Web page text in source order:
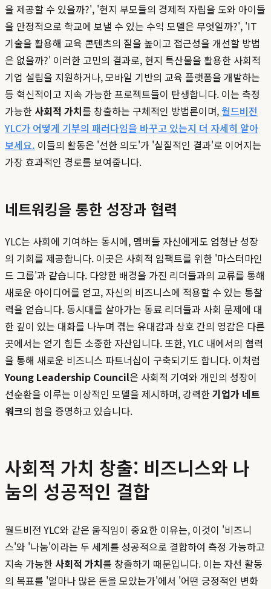
을 제공할 수 있을까?', '현지 부모들의 경제적 자립을 도와 아이들
을 안정적으로 학교에 보낼 수 있는 수익 모델은 무엇일까?', 'IT
기술을 활용해 교육 콘텐츠의 질을 높이고 접근성을 개선할 방법
은 없을까?' 이러한 고민의 결과로, 현지 특산물을 활용한 사회적
기업 설립을 지원하거나, 모바일 기반의 교육 플랫폼을 개발하는
등 혁신적이고 지속 가능한 프로젝트들이 탄생합니다. 이는 측정
가능한 사회적 가치를 창출하는 구체적인 방법론이며, 월드비전
YLC가 어떻게 기부의 패러다임을 바꾸고 있는지 더 자세히 알아
보세요. 이들의 활동은 '선한 의도'가 '실질적인 결과'로 이어지는
가장 효과적인 경로를 보여줍니다.
네트워킹을 통한 성장과 협력
YLC는 사회에 기여하는 동시에, 멤버들 자신에게도 엄청난 성장
의 기회를 제공합니다. 이곳은 사회적 임팩트를 위한 '마스터마인
드 그룹'과 같습니다. 다양한 배경을 가진 리더들과의 교류를 통해
새로운 아이디어를 얻고, 자신의 비즈니스에 적용할 수 있는 통찰
력을 얻습니다. 동시대를 살아가는 동료 리더들과 사회 문제에 대
한 깊이 있는 대화를 나누며 겪는 유대감과 상호 간의 영감은 다른
곳에서는 얻기 힘든 소중한 자산입니다. 또한, YLC 내에서의 협력
을 통해 새로운 비즈니스 파트너십이 구축되기도 합니다. 이처럼
Young Leadership Council은 사회적 기여와 개인의 성장이
선순환을 이루는 이상적인 모델을 제시하며, 강력한기업가 네트
워크의 힘을 증명하고 있습니다.
사회적 가치 창출: 비즈니스와 나
눔의 성공적인 결합
월드비전 YLC와 같은 움직임이 중요한 이유는, 이것이 '비즈니
스'와 '나눔'이라는 두 세계를 성공적으로 결합하여 측정 가능하고
지속 가능한 사회적 가치를 창출하기 때문입니다. 이는 자선 활동
의 목표를 '얼마나 많은 돈을 모았는가'에서 '어떤 긍정적인 변화